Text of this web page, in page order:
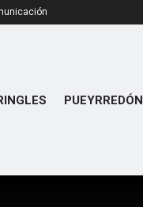
PUEYRREDÓN